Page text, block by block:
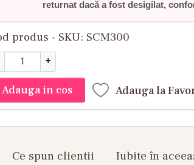
returnat dacă a fost desigilat,
produs - SKU SCM300
+
Adauga in cos Adauga la
Ce spun clientii
Iubite în